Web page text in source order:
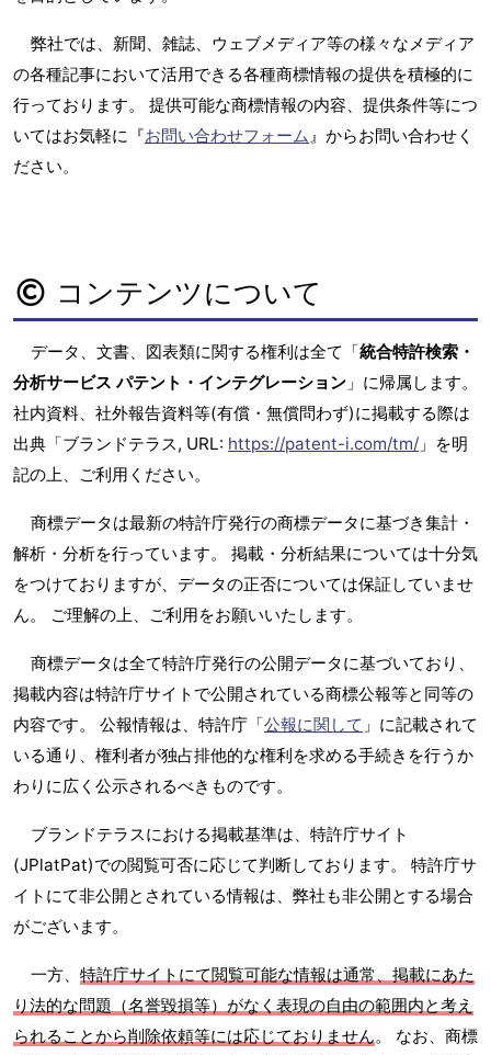
弊社では、新聞、雑誌、ウェブメディア等の様々なメディア
の各種記事において活用できる各種商標情報の提供を積極的に
行っております。 提供可能な商標情報の内容、提供条件等につ
いてはお気軽に『お問い合わせフォーム』からお問い合わせく
ださい。
コンテンツについて
データ、文書、図表類に関する権利は全て「統合特許検索・
分析サービス パテント・インテグレーション 」に帰属します。
社内資料、社外報告資料等(有償・無償問わず)に掲載する際は
出典「ブランドテラス, URL: https://patent-i.com/tm/ 」を明
記の上、ご利用ください。
商標データは最新の特許庁発行の商標データに基づき集計・
解析・分析を行っています。 掲載・分析結果については十分気
をつけておりますが、データの正否については保証していませ
ん。 ご理解の上、ご利用をお願いいたします。
商標データは全て特許庁発行の公開データに基づいており、
掲載内容は特許庁サイトで公開されている商標公報等と同等の
内容です。 公報情報は、特許庁「公報に関して 」に記載されて
いる通り、権利者が独占排他的な権利を求める手続きを行うか
わりに広く公示されるべきものです。
ブランドテラスにおける掲載基準は、特許庁サイト
(JPlatPat)での閲覧可否に応じて判断しております。 特許庁サ
イトにて非公開とされている情報は、弊社も非公開とする場合
がございます。
一方、 特許庁サイトにて閲覧可能な情報は通常、掲載にあた
り法的な問題（名誉毀損等）がなく表現の自由の範囲内と考え
られることから削除依頼等には応じておりません。 なお、商標